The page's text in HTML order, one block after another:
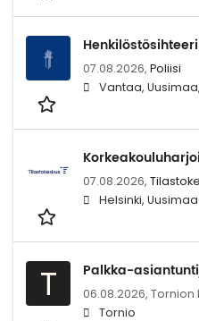
07.08.2026, Poliisi
Vantaa,
07.08.2026,
Helsinki, Uusimaa
T Palkka-
06.08.2026, Tornion
Tornio